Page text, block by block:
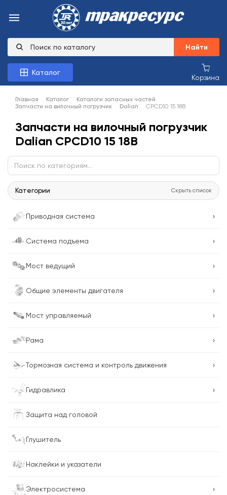
Найти
Каталог
Корзина
Главная Каталог
Каталоги запасных частей
Запчасти на вилочный погрузчик
Dalian CPCD10 15 18B
Запчасти на вилочный погрузчик
Dalian CPCD10 15 18B
Категории Скрыть список
Приводная система ›
Система подъема ›
Мост ведущий ›
Общие элементы двигателя ›
Мост управляемый ›
Рама ›
Тормозная система и контроль движения ›
Гидравлика ›
Защита над головой
Глушитель
Наклейки и указатели
Электросистема ›